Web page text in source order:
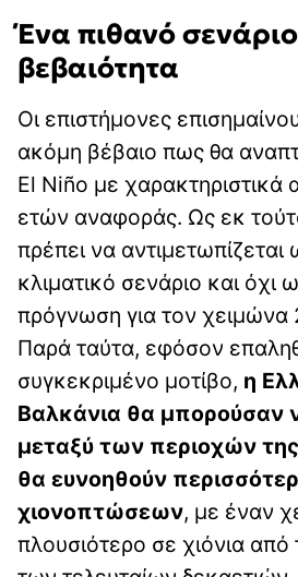
Ένα πιθανό σενάριο
βεβαιότητα
Οι επιστήμονες
ακόμη βέβαιο πως θα
El Niño με χαρακτηριστικά
ετών αναφοράς. Ως εκ
πρέπει να αντιμετωπίζεται
κλιματικό σενάριο και όχι
πρόγνωση για τον
Παρά ταύτα, εφόσον
συγκεκριμένο μοτίβο, η
Βαλκάνια θα μπορούσαν
μεταξύ των περιοχών
θα ευνοηθούν
χιονοπτώσεων, με έναν
πλουσιότερο σε χιόνια